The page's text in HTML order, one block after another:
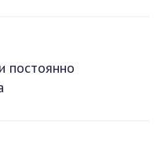
постоянно